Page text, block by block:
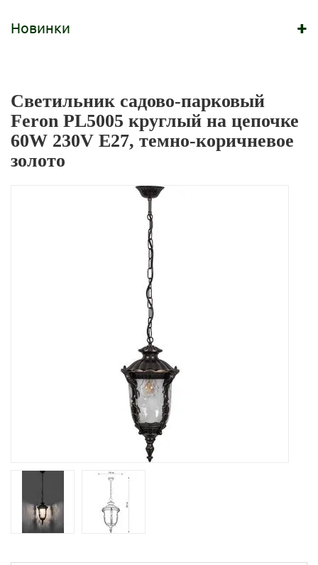
Новинки +
Светильник садово-парковый
Feron PL5005 круглый на цепочке
60W 230V E27, темно-коричневое
золото